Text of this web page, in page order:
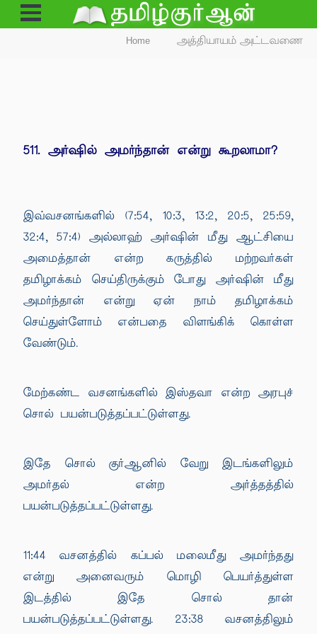
Open
Menu
Home அத்தியாயம் அட்டவணை
511. அர்ஷில் அமர்ந்தான் என்று கூறலாமா?
இவ்வசனங்களில் (7:54, 10:3, 13:2, 20:5, 25:59,
32:4, 57:4) அல்லாஹ் அர்ஷின் மீது ஆட்சியை
அமைத்தான் என்ற கருத்தில் மற்றவர்கள்
தமிழாக்கம் செய்திருக்கும் போது அர்ஷின் மீது
அமர்ந்தான் என்று ஏன் நாம் தமிழாக்கம்
செய்துள்ளோம் என்பதை விளங்கிக் கொள்ள
வேண்டும்.
மேற்கண்ட வசனங்களில் இஸ்தவா என்ற அரபுச்
சொல் பயன்படுத்தப்பட்டுள்ளது.
இதே சொல் குர்ஆனில் வேறு இடங்களிலும்
அமர்தல் என்ற அர்த்தத்தில்
பயன்படுத்தப்பட்டுள்ளது.
11:44 வசனத்தில் கப்பல் மலைமீது அமர்ந்தது
என்று அனைவரும் மொழி பெயர்த்துள்ள
இடத்தில் இதே சொல் தான்
பயன்படுத்தப்பட்டுள்ளது. 23:38 வசனத்திலும்